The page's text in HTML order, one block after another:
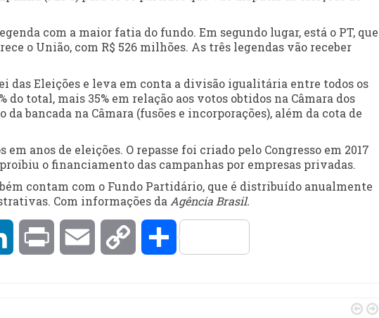
com a maior fatia do fundo. Em segundo lugar, está o PT, que
o União, com R$ 526 milhões. As três legendas vão receber
das Eleições e leva em conta a divisão igualitária entre todos os
do total, mais 35% em relação aos votos obtidos na Câmara dos
bancada na Câmara (fusões e incorporações), além da cota de
anos de eleições. O repasse foi criado pelo Congresso em 2017
proibiu o financiamento das campanhas por empresas privadas.
contam com o Fundo Partidário, que é distribuído anualmente
Com informações daAgência Brasil.
LinkedInPrint Email Copy Compartilhar
 